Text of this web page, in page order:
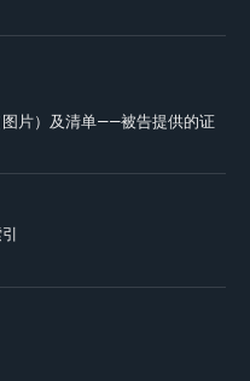
片）及清单——被告提供的证